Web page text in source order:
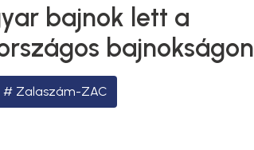
bajnok lett a
bajnokságon
Zalaszám-ZAC